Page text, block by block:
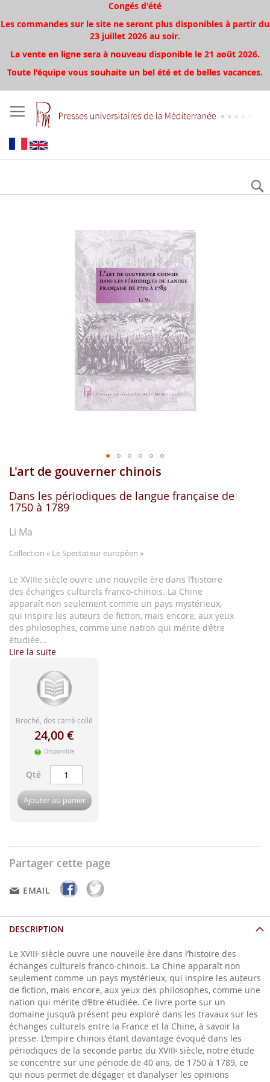
Congés d'été
Les commandes sur le site ne seront plus disponibles à partir du
23 juillet 2026 au soir.
La vente en ligne sera à nouveau disponible le 21 août 2026.
Toute l'équipe vous souhaite un bel été et de belles vacances.
Aller
début
de
gallerie
L'art de gouverner chinois
Dans les périodiques de langue française de
1750 à 1789
Li Ma
Collection « Le Spectateur européen »
Le XVIIIe siècle ouvre une nouvelle ère dans l’histoire
des échanges culturels franco-chinois. La Chine
apparaît non seulement comme un pays mystérieux,
qui inspire les auteurs de fiction, mais encore, aux yeux
des philosophes, comme une nation qui mérite d’être
étudiée...
Lire la suite
Broché, dos carré collé
24,00 €
Disponible
Qté
Ajouter au panier
Partager cette page
EMAIL
DESCRIPTION
Le XVIIIe siècle ouvre une nouvelle ère dans l’histoire des
échanges culturels franco-chinois. La Chine apparaît non
seulement comme un pays mystérieux, qui inspire les auteurs
de fiction, mais encore, aux yeux des philosophes, comme une
nation qui mérite d’être étudiée. Ce livre porte sur un
domaine jusqu’à présent peu exploré dans les travaux sur les
échanges culturels entre la France et la Chine, à savoir la
presse. L’empire chinois étant davantage évoqué dans les
périodiques de la seconde partie du XVIIIe siècle, notre étude
se concentre sur une période de 40 ans, de 1750 à 1789, ce
qui nous permet de dégager et d’analyser les opinions